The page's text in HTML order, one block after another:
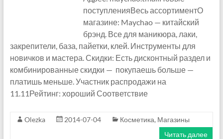
h
a
t
.
О
поступленияВесь ассортиментО
магазине: Maychao — китайский
брэнд. Все для маникюра, лаки,
закрепители, база, пайетки, клей. Инструменты для
новичков и мастера. Скидки: Есть дисконтный раздел и
комбинированные скидки — покупаешь больше —
платишь меньше. Участник распродажи на
11.11Рейтинг: хороший Соответствие
Olezka 2014-07-04 Косметика, Магазины
Читать далее